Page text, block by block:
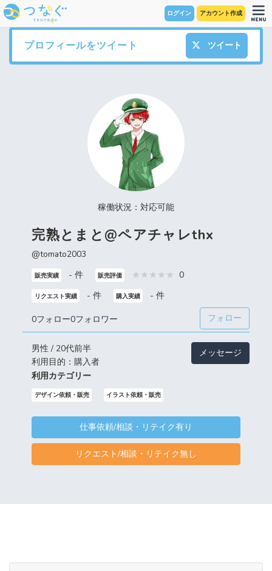
ログイン アカウント作成
プロフィールをツイート ツイート
稼働状況：対応可能
完熟とまと@ペアチャレthx
@tomato2003
販売実績 - 件 販売評価 0
リクエスト実績 - 件 購入実績 - 件
0フォロー0フォロワー フォロー
男性 / 20代前半
利用目的：購入者
メッセージ
利用カテゴリー
デザイン依頼・販売 イラスト依頼・販売
仕事依頼/相談・リテイク有り
リクエスト/相談・リテイク無し